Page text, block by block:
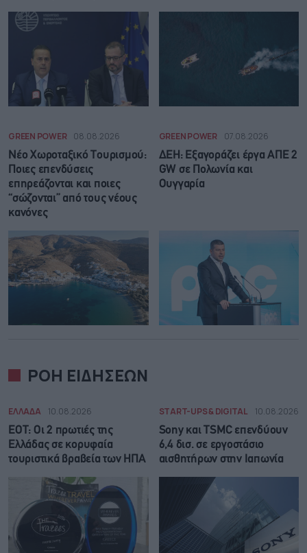
GREEN POWER 08.08.2026
Νέο Χωροταξικό Τουρισμού:
Ποιες επενδύσεις
επηρεάζονται και ποιες
“σώζονται” από τους νέους
κανόνες
GREEN POWER 07.08.2026
ΔΕΗ: Εξαγοράζει έργα ΑΠΕ 2
GW σε Πολωνία και
Ουγγαρία
ΡΟΗ ΕΙΔΗΣΕΩΝ
ΕΛΛΑΔΑ 10.08.2026
ΕΟΤ: Οι 2 πρωτιές της
Ελλάδας σε κορυφαία
τουριστικά βραβεία των ΗΠΑ
START-UPS & DIGITAL 10.08.2026
Sony και TSMC επενδύουν
6,4 δισ. σε εργοστάσιο
αισθητήρων στην Ιαπωνία